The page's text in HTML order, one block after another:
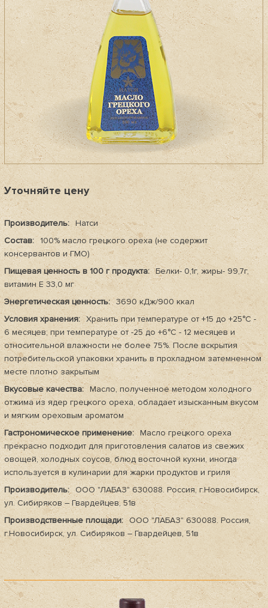
Уточняйте цену
Производитель: Натси
Состав: 100% масло грецкого ореха (не содержит
консервантов и ГМО)
Пищевая ценность в 100 г продукта: Белки- 0,1г, жиры- 99,7г,
витамин Е 33,0 мг
Энергетическая ценность: 3690 кДж/900 ккал
Условия хранения: Хранить при температуре от +15 до +25°С -
6 месяцев; при температуре от -25 до +6°С - 12 месяцев и
относительной влажности не более 75%. После вскрытия
потребительской упаковки хранить в прохладном затемненном
месте плотно закрытым
Вкусовые качества: Масло, полученное методом холодного
отжима из ядер грецкого ореха, обладает изысканным вкусом
и мягким ореховым ароматом
Гастрономическое применение: Масло грецкого ореха
прекрасно подходит для приготовления салатов из свежих
овощей, холодных соусов, блюд восточной кухни, иногда
используется в кулинарии для жарки продуктов и гриля
Производитель:
ООО "ЛАБАЗ" 630088. Россия, г.Новосибирск,
ул. Сибиряков – Гвардейцев, 51в
Производственные площади: ООО "ЛАБАЗ" 630088. Россия,
г.Новосибирск, ул. Сибиряков – Гвардейцев, 51в